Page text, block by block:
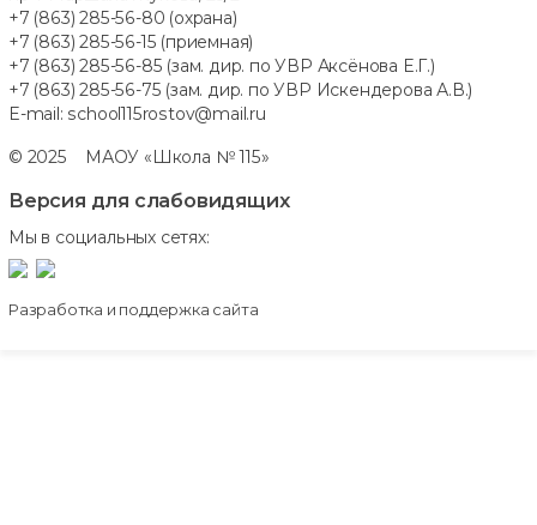
+7 (863) 285-56-80 (охрана)
+7 (863) 285-56-15 (приемная)
+7 (863) 285-56-85 (зам. дир. по УВР Аксёнова Е.Г.)
+7 (863) 285-56-75 (зам. дир. по УВР Искендерова А.В.)
E-mail: school115rostov@mail.ru
© 2025 МАОУ «Школа № 115»
Версия для слабовидящих
Мы в социальных сетях:
Разработка и поддержка сайта